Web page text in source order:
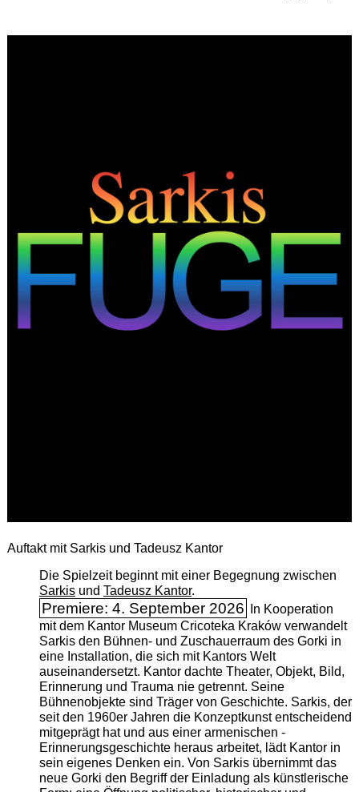
Auftakt mit Sarkis und Tadeusz Kantor
Die Spielzeit beginnt mit einer Begegnung zwischen
Sarkisund Tadeusz Kantor.
Premiere: 4. September 2026
In Kooperation
mit dem Kantor Museum Cricoteka Kraków verwandelt
Sarkis den Bühnen- und Zuschauerraum des Gorki in
eine Installation, die sich mit Kantors Welt
auseinandersetzt. Kantor dachte Theater, Objekt, Bild,
Erinnerung und Trauma nie getrennt. Seine
Bühnenobjekte sind Träger von Geschichte. Sarkis, der
seit den 1960er Jahren die Konzeptkunst entscheidend
mitgeprägt hat und aus einer armenischen ­
Erinnerungsgeschichte heraus arbeitet, lädt Kantor in
sein eigenes Denken ein. Von Sarkis übernimmt das
neue Gorki den Begriff der Einladung als künstlerische